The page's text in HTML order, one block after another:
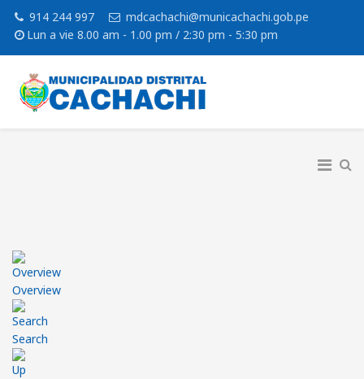
914 244 997
mdcachachi@municachachi.gob.pe
Lun a vie 8.00 am - 1.00 pm / 2:30 pm - 5:30 pm
Overview
Search